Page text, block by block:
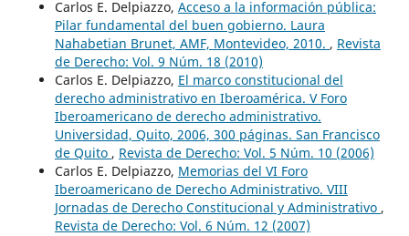
Carlos E. Delpiazzo, Acceso a la información pública:
Pilar fundamental del buen gobierno. Laura
Nahabetian Brunet, AMF, Montevideo, 2010. , Revista
de Derecho: Vol. 9 Núm. 18 (2010)
Carlos E. Delpiazzo, El marco constitucional del
derecho administrativo en Iberoamérica. V Foro
Iberoamericano de derecho administrativo.
Universidad, Quito, 2006, 300 páginas. San Francisco
de Quito , Revista de Derecho: Vol. 5 Núm. 10 (2006)
Carlos E. Delpiazzo, Memorias del VI Foro
Iberoamericano de Derecho Administrativo. VIII
Jornadas de Derecho Constitucional y Administrativo ,
Revista de Derecho: Vol. 6 Núm. 12 (2007)